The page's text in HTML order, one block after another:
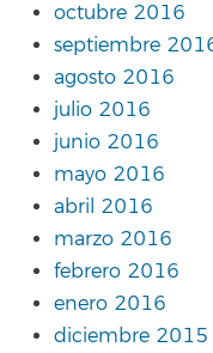
octubre 2016
septiembre
agosto 2016
julio 2016
junio 2016
mayo 2016
abril 2016
marzo 2016
febrero 2016
enero 2016
diciembre 2015